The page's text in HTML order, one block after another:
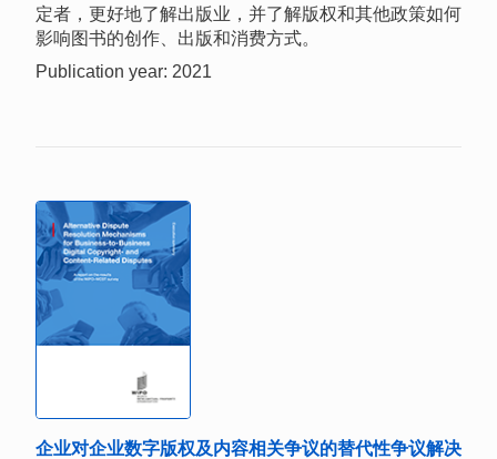
定者，更好地了解出版业，并了解版权和其他政策如何
影响图书的创作、出版和消费方式。
Publication year: 2021
企业对企业数字版权及内容相关争议的替代性争议解决